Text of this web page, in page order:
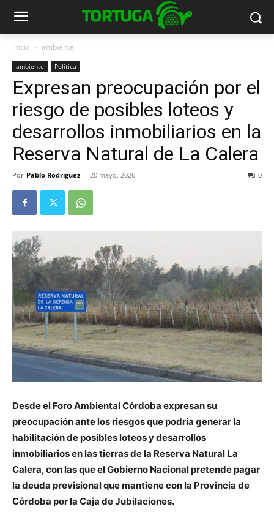
Inicio ambiente
ambiente Política
Expresan preocupación por el
riesgo de posibles loteos y
desarrollos inmobiliarios en la
Reserva Natural de La Calera
Por Pablo Rodriguez - 20 mayo, 2026 0
Desde el Foro Ambiental Córdoba expresan su
preocupación ante los riesgos que podría generar la
habilitación de posibles loteos y desarrollos
inmobiliarios en las tierras de la Reserva Natural La
Calera, con las que el Gobierno Nacional pretende pagar
la deuda previsional que mantiene con la Provincia de
Córdoba por la Caja de Jubilaciones.